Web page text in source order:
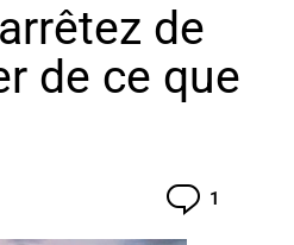
de
de ce que
1